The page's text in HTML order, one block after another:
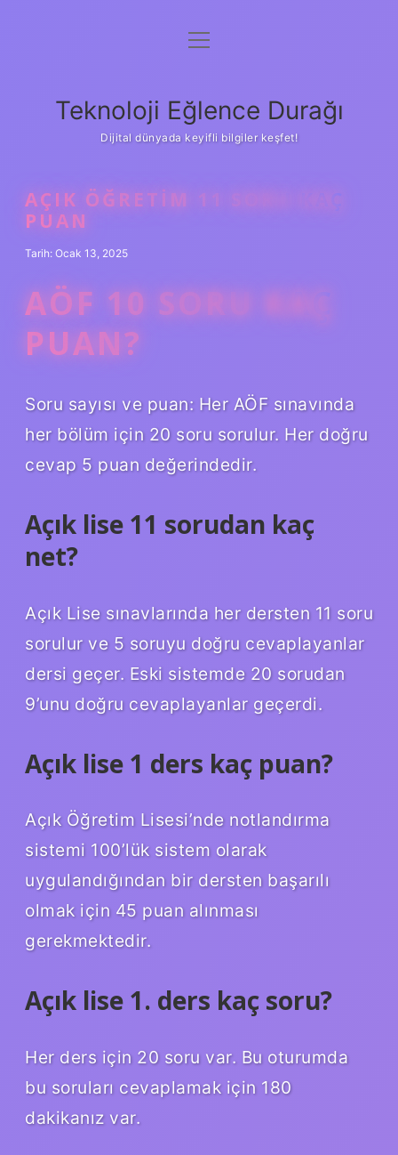
Anasayfa
Yasal Uyarı
menüyü
Teknoloji Eğlence Durağı
Dijital dünyada keyifli bilgiler keşfet!
AÇIK ÖĞRETIM 11 SORU KAÇ
PUAN
Tarih: Ocak 13, 2025
AÖF 10 SORU KAÇ
PUAN?
Soru sayısı ve puan: Her AÖF sınavında
her bölüm için 20 soru sorulur. Her doğru
cevap 5 puan değerindedir.
Açık lise 11 sorudan kaç
net?
Açık Lise sınavlarında her dersten 11 soru
sorulur ve 5 soruyu doğru cevaplayanlar
dersi geçer. Eski sistemde 20 sorudan
9’unu doğru cevaplayanlar geçerdi.
Açık lise 1 ders kaç puan?
Açık Öğretim Lisesi’nde notlandırma
sistemi 100’lük sistem olarak
uygulandığından bir dersten başarılı
olmak için 45 puan alınması
gerekmektedir.
Açık lise 1. ders kaç soru?
Her ders için 20 soru var. Bu oturumda
bu soruları cevaplamak için 180
dakikanız var.